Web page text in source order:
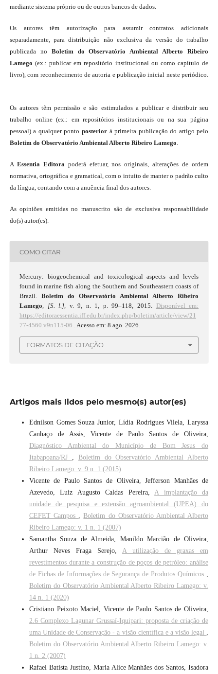
mediante sistema próprio ou de outros bancos de dados.
Os autores têm autorização para assumir contratos adicionais
separadamente, para distribuição não exclusiva da versão do trabalho
publicada no Boletim do Observatório Ambiental Alberto Ribeiro
Lamego (ex.: publicar em repositório institucional ou como capítulo de
livro), com reconhecimento de autoria e publicação inicial neste periódico.
Os autores têm permissão e são estimulados a publicar e distribuir seu
trabalho online (ex.: em repositórios institucionais ou na sua página
pessoal) a qualquer ponto posterior à primeira publicação do artigo pelo
Boletim do Observatório Ambiental Alberto Ribeiro Lamego
A Essentia Editora poderá efetuar, nos originais, alterações de ordem
normativa, ortográfica e gramatical, com o intuito de manter o padrão culto
da língua, contando com a anuência final dos autores.
As opiniões emitidas no manuscrito são de exclusiva responsabilidade
do(s) autor(es).
COMO CITAR
Mercury: biogeochemical and toxicological aspects and levels
found in marine fish along the Southern and Southeastern coasts of
Brazil. Boletim do Observatório Ambiental Alberto Ribeiro
Lamego, [S. l.], v. 9, n. 1, p. 99–118, 2015. Disponível em:
https://editoraessentia.iff.edu.br/index.php/boletim/article/view/21
77-4560.v9n115-06.. Acesso em: 8 ago. 2026.
FORMATOS DE CITAÇÃO
Artigos mais lidos pelo mesmo(s) autor(es)
Ednilson Gomes Souza Junior, Lídia Rodrigues Vilela, Laryssa
Canhaço de Assis, Vicente de Paulo Santos de Oliveira,
Diagnóstico Ambiental do Município de Bom Jesus do
Itabapoana/RJ
Boletim do Observatório Ambiental Alberto
Ribeiro Lamego: v. 9 n. 1 (2015)
Vicente de Paulo Santos de Oliveira, Jefferson Manhães de
Azevedo, Luiz Augusto Caldas Pereira, A implantação da
unidade de pesquisa e extensão agroambiental (UPEA) do
CEFET Campos
Boletim do Observatório Ambiental Alberto
Ribeiro Lamego: v. 1 n. 1 (2007)
Samantha Souza de Almeida, Manildo Marcião de Oliveira,
Arthur Neves Fraga Serejo, A utilização de graxas em
revestimentos durante a construção de poços de petróleo: análise
de Fichas de Informações de Segurança de Produtos Químicos
Boletim do Observatório Ambiental Alberto Ribeiro Lamego: v.
14 n. 1 (2020)
Cristiano Peixoto Maciel, Vicente de Paulo Santos de Oliveira,
2.6 Complexo Lagunar Grussaí-Iquipari: proposta de criação de
uma Unidade de Conservação - a visão científica e a visão legal
Boletim do Observatório Ambiental Alberto Ribeiro Lamego: v.
1 n. 2 (2007)
Rafael Batista Justino, Maria Alice Manhães dos Santos, Isadora